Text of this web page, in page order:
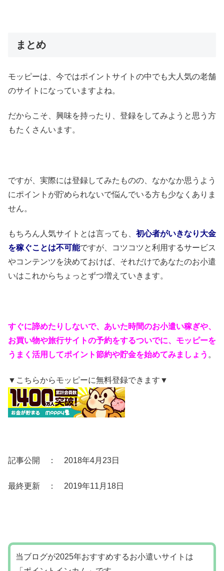
まとめ
モッピーは、今ではポイントサイトの中でも大人気の老舗
のサイトになっていますよね。
だからこそ、興味を持ったり、登録をしてみようと思う方
もたくさんいます。
ですが、実際には登録してみたものの、なかなか思うよう
にポイントが貯められないで悩んでいる方も少なくありま
せん。
もちろん人気サイトとは言っても、 初心者がいきなり大金
を稼ぐことは不可能ですが、コツコツと利用するサービス
やコンテンツを決めておけば、それだけであなたのお小遣
いはこれからちょっとずつ増えていきます。
すぐに諦めたりしないで、あいた時間のお小遣い稼ぎや、
お買い物や旅行サイトの予約をするついでに、モッピーを
うまく活用してポイント節約や貯金を始めてみましょう 。
▼こちらからモッピーに無料登録できます▼
記事公開 ： 2018年4月23日
最終更新 ： 2019年11月18日
当ブログが2025年おすすめするお小遣いサイトは